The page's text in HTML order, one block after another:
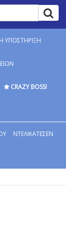
ΥΠΟΣΤΗΡΙΞΗ
CRAZY BOSS!
ΝΤΕΛΙΚΑΤΕΣΕΝ